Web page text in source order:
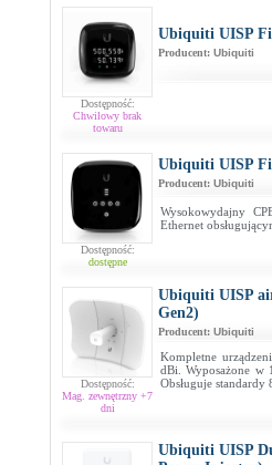
Dostępność:
Chwilowy brak
towaru
Ubiquiti UISP
Producent: Ubiquiti
Dostępność:
dostępne
Ubiquiti UISP
Producent: Ubiquiti
Wysokowydajny
Ethernet
Dostępność:
Mag. zewnętrzny +7
dni
Ubiquiti UISP
Gen2)
Producent: Ubiquiti
Kompletne
dBi. Wyposażone w
Obsługuje standardy
Ubiquiti UISP